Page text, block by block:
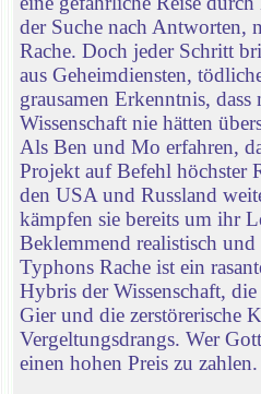
der Suche nach Antworten,
Rache. Doch jeder Schritt
aus Geheimdiensten,
grausamen Erkenntnis, dass
Wissenschaft nie hätten
Als Ben und Mo erfahren,
Projekt auf Befehl höchster
den USA und Russland
kämpfen sie bereits um ihr
Beklemmend realistisch
Typhons Rache ist ein
Hybris der Wissenschaft,
Gier und die zerstörerische
Vergeltungsdrangs. Wer
einen hohen Preis zu zahlen.